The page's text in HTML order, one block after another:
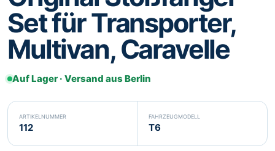
Svenska SV Suomi
Eesti ET Latviešu
Set für Transporter,
Multivan, Caravelle
Auf Lager · Versand aus Berlin
ARTIKELNUMMER
112
FAHRZEUGMODELL
T6